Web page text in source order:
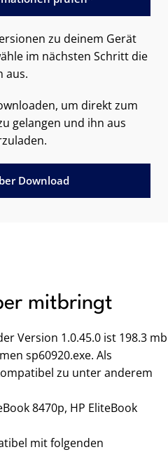
zu deinem Gerät
im nächsten Schritt die
aus.
um direkt zum
gelangen und ihn aus
Download
mitbringt
Version 1.0.45.0 ist 198.3 mb
sp60920.exe. Als
zu unter anderem
8470p, HP EliteBook
mit folgenden